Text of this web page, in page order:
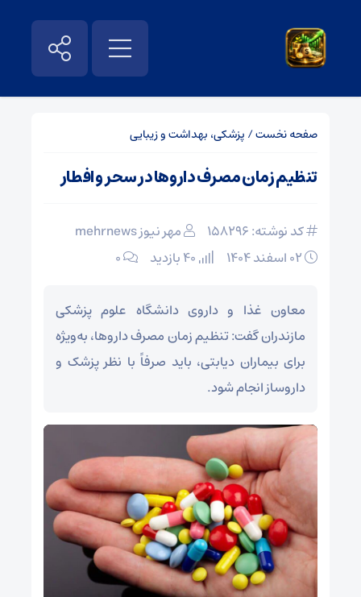
صفحه نخست/ پزشکی، بهداشت و زیبایی
تنظیم زمان مصرف داروها در سحر و افطار
کد نوشته: 158296
مهر نیوز mehrnews
۰
معاون غذا و داروی دانشگاه علوم پزشکی
مازندران گفت: تنظیم زمان مصرف داروها، به‌ویژه
برای بیماران دیابتی، باید صرفاً با نظر پزشک و
داروساز انجام شود.